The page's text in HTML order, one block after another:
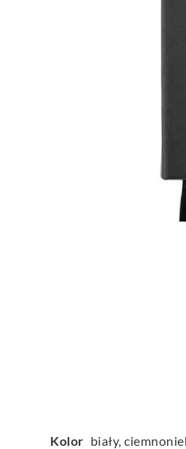
Kolor biały,